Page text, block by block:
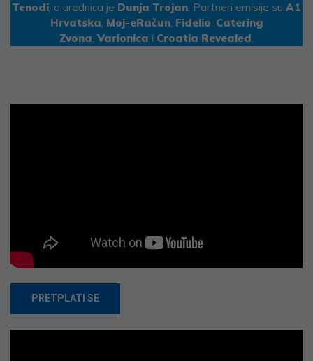
Tenodi, a urednica je Dunja Trojan. Partneri emisije su A1
Hrvatska, Moj-eRačun, Fidelio, Catering
Zvona, Varionica i Croatia Revealed.
PRETPLATI SE